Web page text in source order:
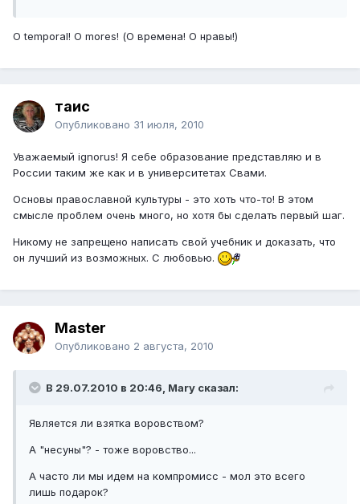
О temporal! О mores! (О времена! О нравы!)
таис
Опубликовано 31 июля, 2010
Уважаемый ignorus! Я себе образование представляю и в
России таким же как и в университетах Свами.
Основы православной культуры - это хоть что-то! В этом
смысле проблем очень много, но хотя бы сделать первый шаг.
Никому не запрещено написать свой учебник и доказать, что
он лучший из возможных. С любовью.
Master
Опубликовано 2 августа, 2010
В 29.07.2010 в 20:46, Mary сказал:
Является ли взятка воровством?
А "несуны"? - тоже воровство...
А часто ли мы идем на компромисс - мол это всего
лишь подарок?